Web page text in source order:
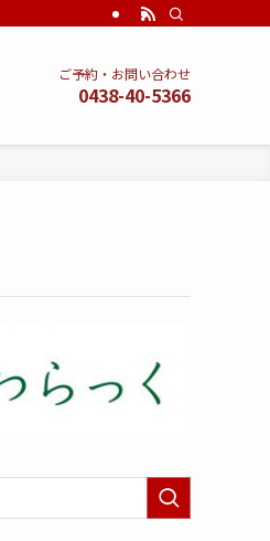
ご予約・お問い合わせ
0438-40-5366